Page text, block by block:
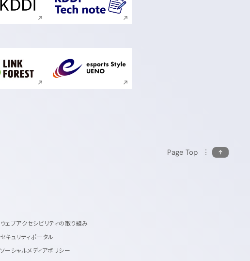
新規ウィンドウで開く 新規ウィンドウで開く
新規ウィンドウで開く 新規ウィンドウで開く
ウェブアクセシビリティの取り組み
セキュリティポータル
ソーシャルメディアポリシー
Page Top